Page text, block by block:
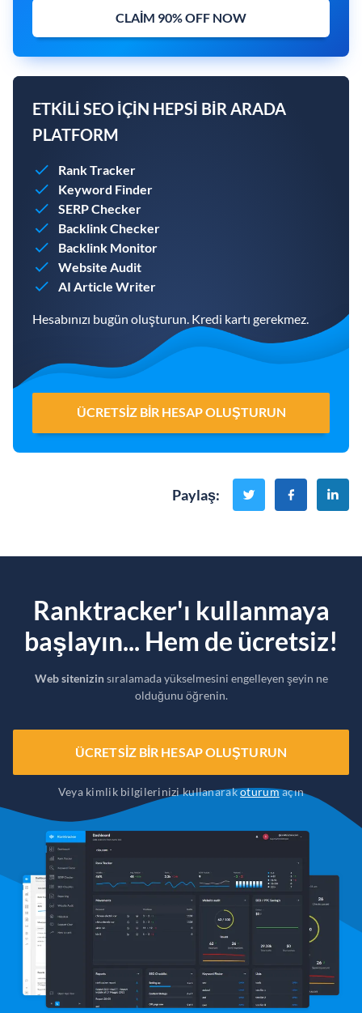
CLAIM 90% OFF NOW
ETKILI SEO IÇIN HEPSI BIR ARADA
PLATFORM
Rank Tracker
Keyword Finder
SERP Checker
Backlink Checker
Backlink Monitor
Website Audit
AI Article Writer
Hesabınızı bugün oluşturun. Kredi kartı gerekmez.
ÜCRETSIZ BIR HESAP OLUŞTURUN
Paylaş:
Ranktracker'ı kullanmaya
başlayın... Hem de ücretsiz!
Web sitenizinsıralamada yükselmesini engelleyen şeyin ne
olduğunu öğrenin.
ÜCRETSIZ BIR HESAP OLUŞTURUN
Veya kimlik bilgilerinizi kullanarakoturumaçın